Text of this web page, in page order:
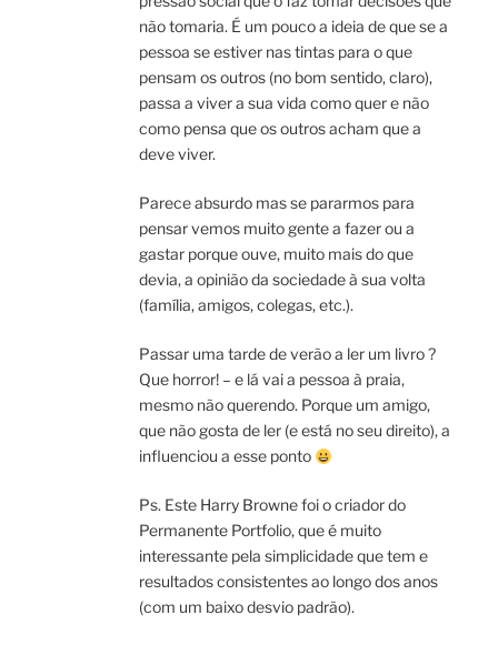
não tomaria. É um pouco a ideia de que se a
pessoa se estiver nas tintas para o que
pensam os outros (no bom sentido, claro),
passa a viver a sua vida como quer e não
como pensa que os outros acham que a
deve viver.
Parece absurdo mas se pararmos para
pensar vemos muito gente a fazer ou a
gastar porque ouve, muito mais do que
devia, a opinião da sociedade à sua volta
(família, amigos, colegas, etc.).
Passar uma tarde de verão a ler um livro ?
Que horror! – e lá vai a pessoa à praia,
mesmo não querendo. Porque um amigo,
que não gosta de ler (e está no seu direito), a
influenciou a esse ponto
Ps. Este Harry Browne foi o criador do
Permanente Portfolio, que é muito
interessante pela simplicidade que tem e
resultados consistentes ao longo dos anos
(com um baixo desvio padrão).